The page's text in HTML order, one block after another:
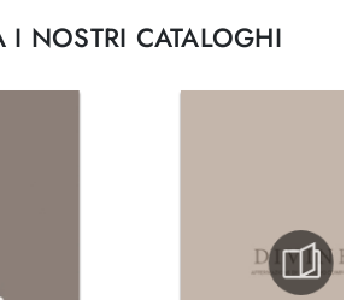
I NOSTRI CATALOGHI